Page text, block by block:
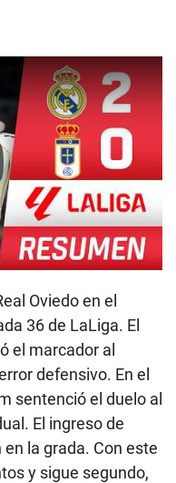
Oviedo en el
36 de LaLiga. El
el marcador al
defensivo. En el
sentenció el duelo al
El ingreso de
la grada. Con este
y sigue segundo,